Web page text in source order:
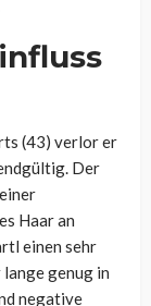
(43) verlor er
Der
Haar an
einen sehr
genug in
negative